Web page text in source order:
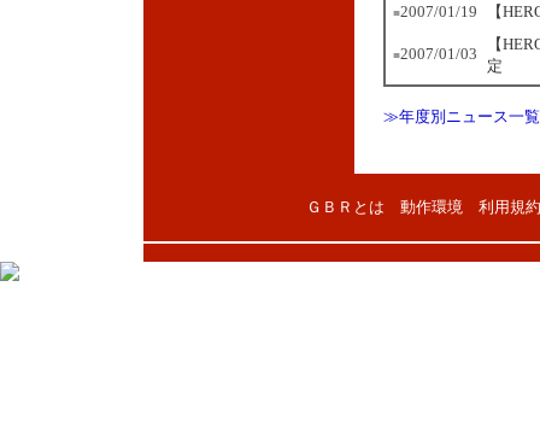
■2007/01/19 【
■2007/01/03
【
定
≫年度別ニュース一覧
ＧＢＲとは 動作環境 利用規約